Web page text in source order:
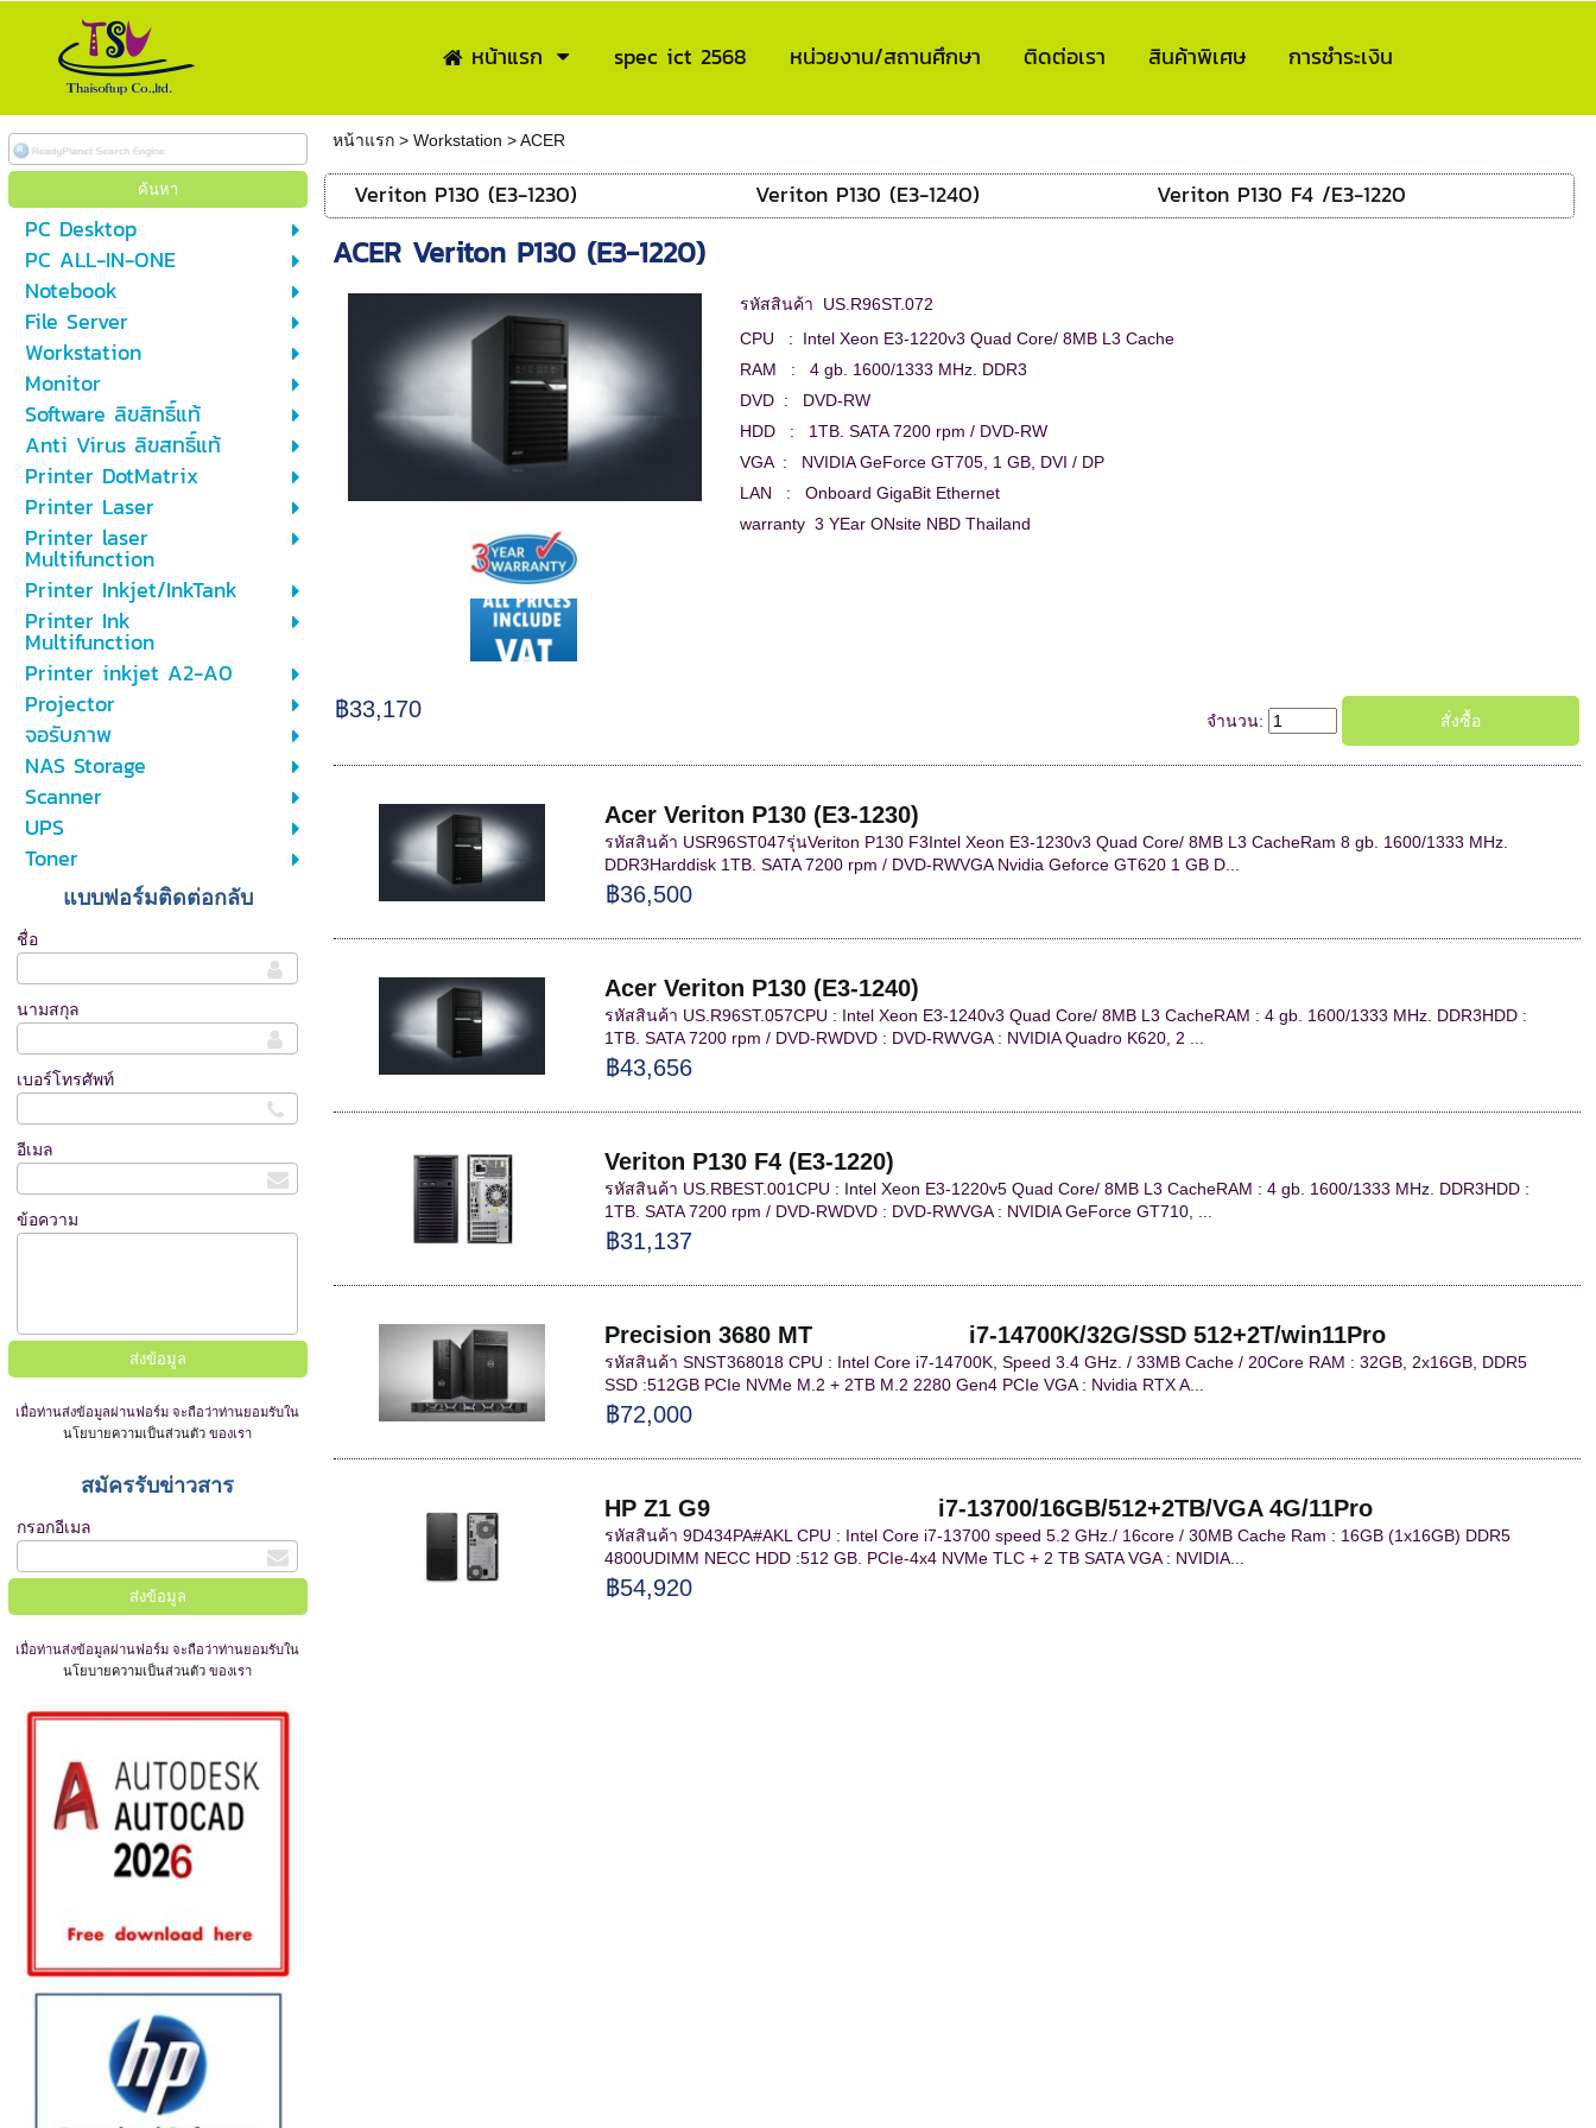
หน้าแรก spec ict 2568 หน่วยงาน/สถานศึกษา ติดต่อเรา สินค้าพิเศษ การชำระเงิน
PC Desktop
PC ALL-IN-ONE
Notebook
File Server
Workstation
Monitor
Software ลิขสิทธิ์แท้
Anti Virus ลิขสทธิ์แท้
Printer DotMatrix
Printer Laser
Printer laser
Multifunction
Printer Inkjet/InkTank
Printer Ink
Multifunction
Printer inkjet A2-A0
Projector
จอรับภาพ
NAS Storage
Scanner
UPS
Toner
แบบฟอร์มติดต่อกลับ
ชื่อ
นามสกุล
เบอร์โทรศัพท์
อีเมล
ข้อความ
เมื่อท่านส่งข้อมูลผ่านฟอร์ม จะถือว่าท่านยอมรับใน
นโยบายความเป็นส่วนตัวของเรา
สมัครรับข่าวสาร
กรอกอีเมล
เมื่อท่านส่งข้อมูลผ่านฟอร์ม จะถือว่าท่านยอมรับใน
นโยบายความเป็นส่วนตัวของเรา
หน้าแรก > Workstation >ACER
Veriton P130 (E3-1230) Veriton P130 (E3-1240) Veriton P130 F4 /E3-1220
ACER Veriton P130 (E3-1220)
รหัสสินค้า US.R96ST.072
CPU : Intel Xeon E3-1220v3 Quad Core/ 8MB L3 Cache
RAM : 4 gb. 1600/1333 MHz. DDR3
DVD : DVD-RW
HDD : 1TB. SATA 7200 rpm / DVD-RW
VGA : NVIDIA GeForce GT705, 1 GB, DVI / DP
LAN : Onboard GigaBit Ethernet
warranty 3 YEar ONsite NBD Thailand
฿33,170 จำนวน:
Acer Veriton P130 (E3-1230)
รหัสสินค้า USR96ST047รุ่นVeriton P130 F3Intel Xeon E3-1230v3 Quad Core/ 8MB L3 CacheRam 8 gb. 1600/1333 MHz.
DDR3Harddisk 1TB. SATA 7200 rpm / DVD-RWVGA Nvidia Geforce GT620 1 GB D...
฿36,500
Acer Veriton P130 (E3-1240)
รหัสสินค้า US.R96ST.057CPU : Intel Xeon E3-1240v3 Quad Core/ 8MB L3 CacheRAM : 4 gb. 1600/1333 MHz. DDR3HDD :
1TB. SATA 7200 rpm / DVD-RWDVD : DVD-RWVGA : NVIDIA Quadro K620, 2 ...
฿43,656
Veriton P130 F4 (E3-1220)
รหัสสินค้า US.RBEST.001CPU : Intel Xeon E3-1220v5 Quad Core/ 8MB L3 CacheRAM : 4 gb. 1600/1333 MHz. DDR3HDD :
1TB. SATA 7200 rpm / DVD-RWDVD : DVD-RWVGA : NVIDIA GeForce GT710, ...
฿31,137
Precision 3680 MT i7-14700K/32G/SSD 512+2T/win11Pro
รหัสสินค้า SNST368018 CPU : Intel Core i7-14700K, Speed 3.4 GHz. / 33MB Cache / 20Core RAM : 32GB, 2x16GB, DDR5
SSD :512GB PCIe NVMe M.2 + 2TB M.2 2280 Gen4 PCIe VGA : Nvidia RTX A...
฿72,000
HP Z1 G9 i7-13700/16GB/512+2TB/VGA 4G/11Pro
รหัสสินค้า 9D434PA#AKL CPU : Intel Core i7-13700 speed 5.2 GHz./ 16core / 30MB Cache Ram : 16GB (1x16GB) DDR5
4800UDIMM NECC HDD :512 GB. PCIe-4x4 NVMe TLC + 2 TB SATA VGA : NVIDIA...
฿54,920